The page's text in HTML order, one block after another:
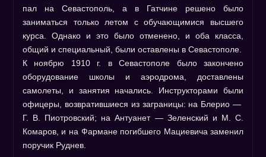
пал на Севастополь, а в Гатчине решено было
заниматься только летом с обучающимися высшего
курса. Однако и это было отменено, и оба класса,
общий и специальный, были оставлены в Севастополе.
К ноябрю 1910 г. в Севастополе было закончено
оборудование школы и аэродрома, доставлены
самолеты, и занятия начались. Инструкторами были
офицеры, возвратившиеся из заграницы: на Блерио —
Г. В. Пиотровский; на Антуанет — Зеленский и М. С.
Комаров, и на Фармане погибшего Мациевича заменил
поручик Руднев.